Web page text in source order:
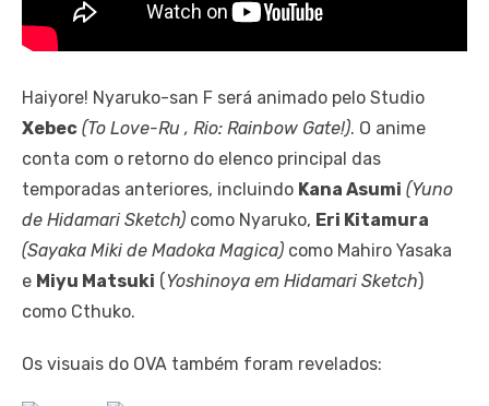
Haiyore! Nyaruko-san F será animado pelo Studio
Xebec (To Love-Ru , Rio: Rainbow Gate!). O anime
conta com o retorno do elenco principal das
temporadas anteriores, incluindo Kana Asumi (Yuno
de Hidamari Sketch) como Nyaruko, Eri Kitamura
(Sayaka Miki de Madoka Magica) como Mahiro Yasaka
e Miyu Matsuki (Yoshinoya em Hidamari Sketch)
como Cthuko.
Os visuais do OVA também foram revelados: